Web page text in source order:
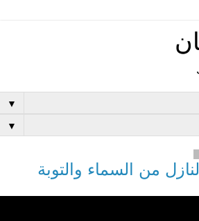
▼
▼
من السماء والتوبة